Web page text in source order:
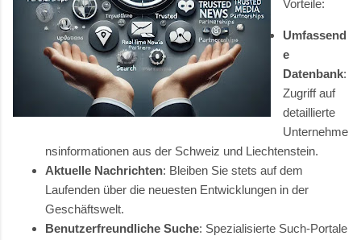
Vorteile:
Umfassend
e
Datenbank:
Zugriff auf
detaillierte
Unternehme
nsinformationen aus der Schweiz und Liechtenstein.
Aktuelle Nachrichten: Bleiben Sie stets auf dem
Laufenden über die neuesten Entwicklungen in der
Geschäftswelt.
Benutzerfreundliche Suche: Spezialisierte Such-Portale